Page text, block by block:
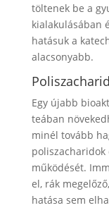
töltenek be a
kialakulásában
hatásuk a
alacsonyabb.
Egy újabb
teában
minél tovább
működését.
el, rák
hatása sem